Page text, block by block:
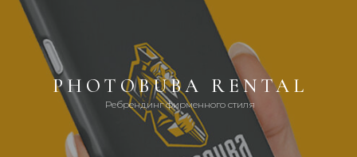
PHOTOBUBA RENTAL
Ребрендинг фирменного стиля